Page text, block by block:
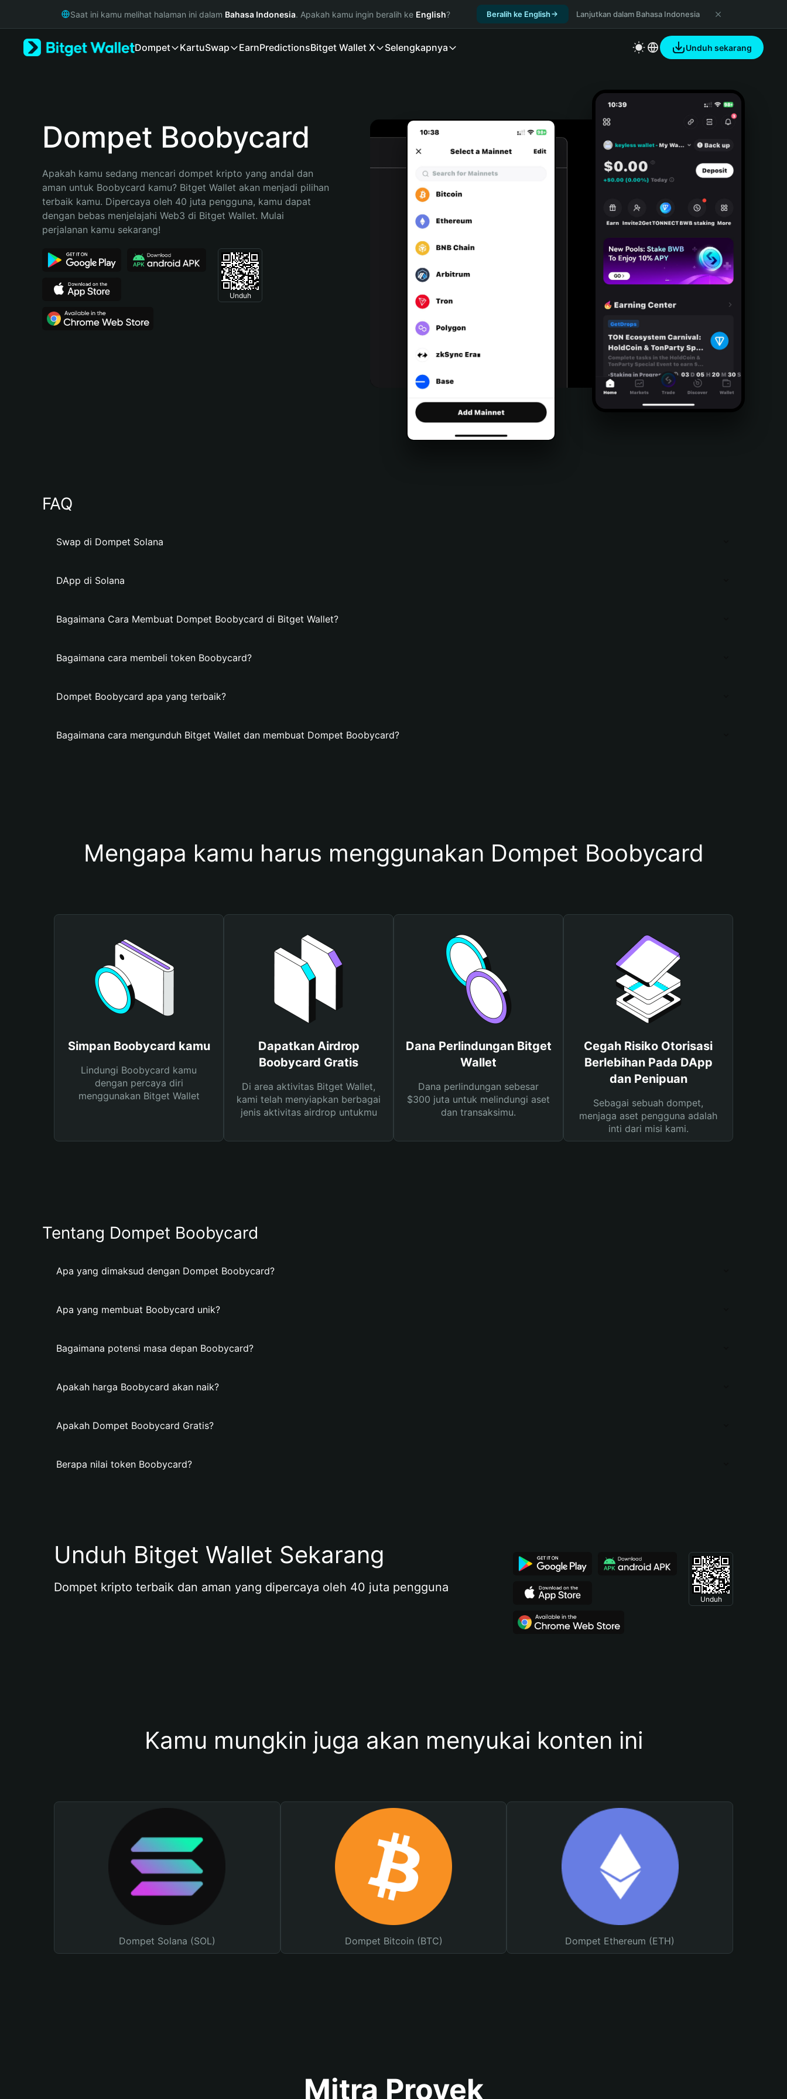
Русский
Bahasa Indonesia
Español (Argentina)
Saat ini kamu melihat halaman ini dalam Bahasa Indonesia. Apakah kamu ingin beralih ke English? Beralih ke English Lanjutkan dalam Bahasa Indonesia
Dompet KartuSwap EarnPredictionsBitget Wallet X Selengkapnya Unduh sekarang
Dompet Boobycard
Apakah kamu sedang mencari dompet kripto yang andal dan
aman untuk Boobycard kamu? Bitget Wallet akan menjadi pilihan
terbaik kamu. Dipercaya oleh 40 juta pengguna, kamu dapat
dengan bebas menjelajahi Web3 di Bitget Wallet. Mulai
perjalanan kamu sekarang!
Unduh
FAQ
Swap di Dompet Solana
DApp di Solana
Bagaimana Cara Membuat Dompet Boobycard di Bitget Wallet?
Bagaimana cara membeli token Boobycard?
Dompet Boobycard apa yang terbaik?
Bagaimana cara mengunduh Bitget Wallet dan membuat Dompet Boobycard?
Mengapa kamu harus menggunakan Dompet Boobycard
Simpan Boobycard kamu
Lindungi Boobycard kamu
dengan percaya diri
menggunakan Bitget Wallet
Dapatkan Airdrop
Boobycard Gratis
Di area aktivitas Bitget Wallet,
kami telah menyiapkan berbagai
jenis aktivitas airdrop untukmu
Dana Perlindungan Bitget
Wallet
Dana perlindungan sebesar
$300 juta untuk melindungi aset
dan transaksimu.
Cegah Risiko Otorisasi
Berlebihan Pada DApp
dan Penipuan
Sebagai sebuah dompet,
menjaga aset pengguna adalah
inti dari misi kami.
Tentang Dompet Boobycard
Apa yang dimaksud dengan Dompet Boobycard?
Apa yang membuat Boobycard unik?
Bagaimana potensi masa depan Boobycard?
Apakah harga Boobycard akan naik?
Apakah Dompet Boobycard Gratis?
Berapa nilai token Boobycard?
Unduh Bitget Wallet Sekarang
Dompet kripto terbaik dan aman yang dipercaya oleh 40 juta pengguna
Unduh
Kamu mungkin juga akan menyukai konten ini
Dompet Solana (SOL) Dompet Bitcoin (BTC) Dompet Ethereum (ETH)
Mitra Proyek